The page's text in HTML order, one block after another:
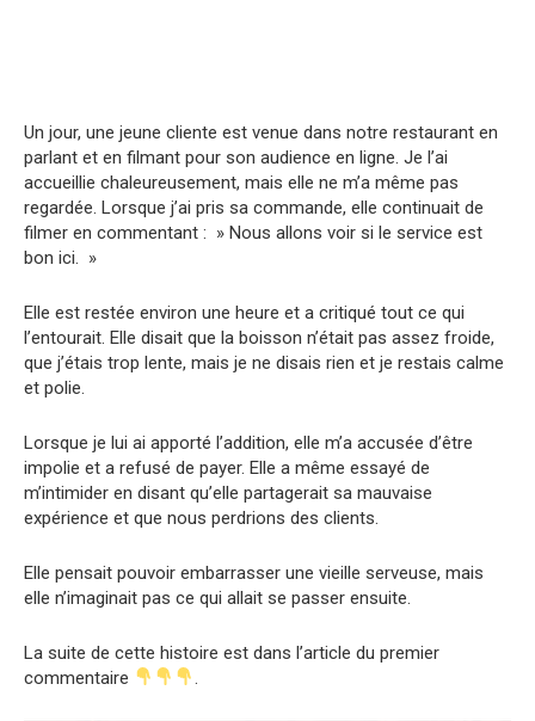
Un jour, une jeune cliente est venue dans notre restaurant en
parlant et en filmant pour son audience en ligne. Je l’ai
accueillie chaleureusement, mais elle ne m’a même pas
regardée. Lorsque j’ai pris sa commande, elle continuait de
filmer en commentant : » Nous allons voir si le service est
bon ici. »
Elle est restée environ une heure et a critiqué tout ce qui
l’entourait. Elle disait que la boisson n’était pas assez froide,
que j’étais trop lente, mais je ne disais rien et je restais calme
et polie.
Lorsque je lui ai apporté l’addition, elle m’a accusée d’être
impolie et a refusé de payer. Elle a même essayé de
m’intimider en disant qu’elle partagerait sa mauvaise
expérience et que nous perdrions des clients.
Elle pensait pouvoir embarrasser une vieille serveuse, mais
elle n’imaginait pas ce qui allait se passer ensuite.
La suite de cette histoire est dans l’article du premier
commentaire
.